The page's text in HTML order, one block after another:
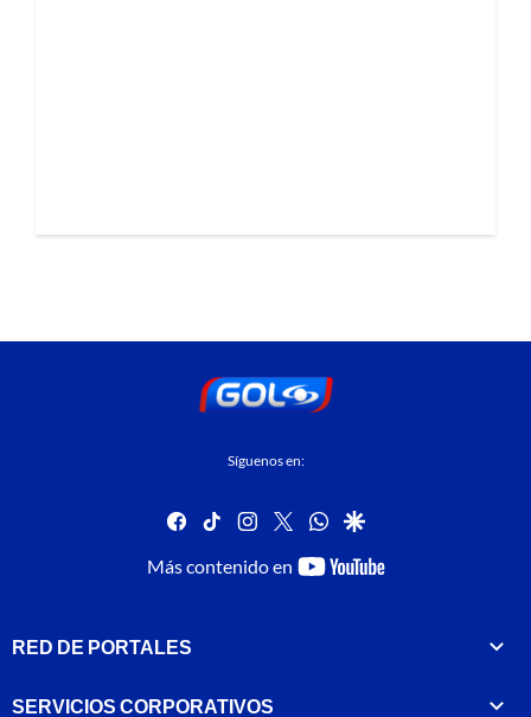
Síguenos en:
facebook
tiktok instagram
twitterwhatsapp
google
Más contenido en
youtube-
RED DE PORTALES
SERVICIOS CORPORATIVOS